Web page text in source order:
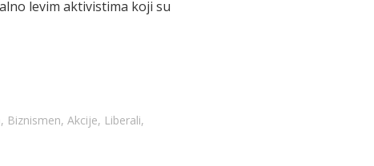
levim aktivistima koji su
, Biznismen, Akcije, Liberali,